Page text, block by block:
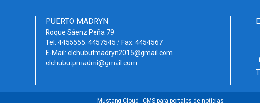
PUERTO MADRYN
Roque Sáenz Peña 79
Tel: 4455555. 4457545 / Fax: 4454567
E-Mail: elchubutmadryn2015@gmail.com
elchubutpmadmi@gmail.com
Mustang Cloud - CMS para portales de noticias